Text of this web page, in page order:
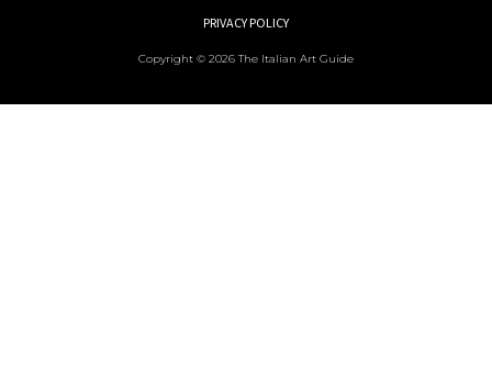
PRIVACY POLICY
Copyright © 2026 The Italian Art Guide